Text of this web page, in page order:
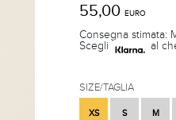
55,00 EURO
Consegna stimata:
Scegli
al
SIZE/TAGLIA
XS S M